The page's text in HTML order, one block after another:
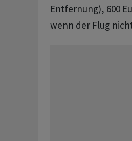
Entfernung), 600
wenn der Flug